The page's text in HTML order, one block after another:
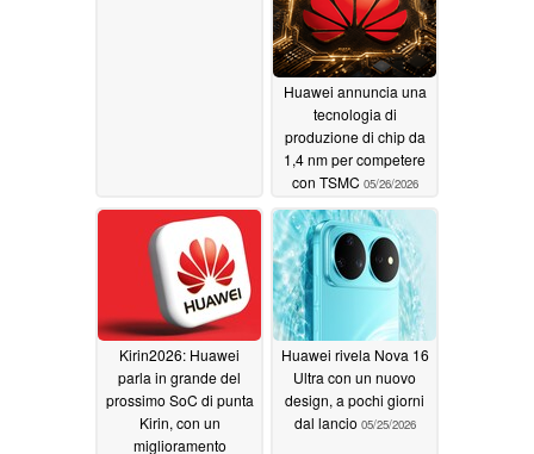
Huawei annuncia una
tecnologia di
produzione di chip da
1,4 nm per competere
con TSMC 05/26/2026
Kirin2026: Huawei
parla in grande del
prossimo SoC di punta
Kirin, con un
miglioramento
Huawei rivela Nova 16
Ultra con un nuovo
design, a pochi giorni
dal lancio 05/25/2026